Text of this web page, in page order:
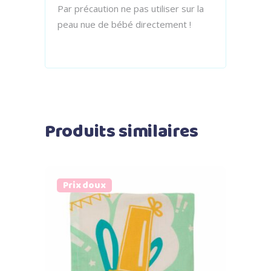
Par précaution ne pas utiliser sur la
peau nue de bébé directement !
Produits similaires
Prix doux
Ajouter au panier